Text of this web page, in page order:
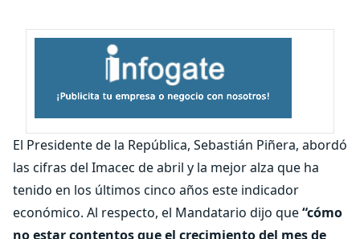
El Presidente de la República, Sebastián Piñera, abordó
las cifras del Imacec de abril y la mejor alza que ha
tenido en los últimos cinco años este indicador
económico. Al respecto, el Mandatario dijo que“cómo
no estar contentos que el crecimiento del mes de